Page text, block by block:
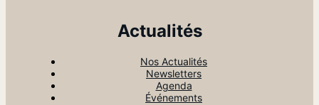
Actualités
Nos Actualités
Newsletters
Agenda
Événements